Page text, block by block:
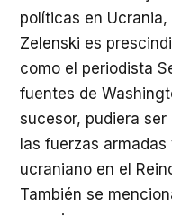
políticas en
Zelenski es
como el periodista
fuentes de
sucesor, pudiera
las fuerzas
ucraniano en el
También se